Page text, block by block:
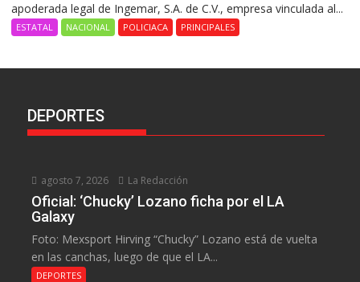
apoderada legal de Ingemar, S.A. de C.V., empresa vinculada al...
ESTATAL NACIONAL POLICIACA PRINCIPALES
DEPORTES
agosto 7, 2026 La Redacción
Oficial: ‘Chucky’ Lozano ficha por el LA
Galaxy
Foto: Mexsport Hirving “Chucky” Lozano está de vuelta
en las canchas, luego de que el LA...
DEPORTES